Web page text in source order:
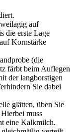
auf
die erste Lage
Kornstärke
(die
färbt beim Auflegen
der langborstigen
Sie dabei
glätten, üben Sie
muss
eine Kalkmilch.